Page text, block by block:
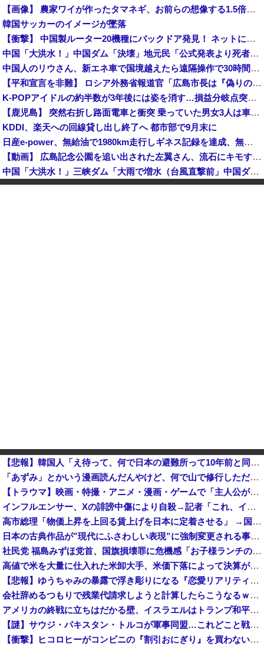
【画像】 農家ワイが作ったタマネギ、お前らの想像する1.5倍はデカいぞ
韓国サッカーのイメージが墜落
【衝撃】 中国製ルーター20機種にバックドア発見！ ネットに繋ぐだけで35秒ごとに中国のサーバーと通信
中国「大洪水！」中国ダム「決壊」地元民「公式発表より死者多い！」中国政府「住民拘束！（安否不明」中国当局「救助隊動画も削除」台風13号「三峡ダム接近中」→
中国人のリウさん、新エネ車で国境越えたら遠隔操作で30時間ロックされる！
【平和宣言を非難】 ロシア外務省報道官「広島市長は『偽りの呪文』繰り返している」
K-POPアイドルの約半数が3年後には姿を消す…損益分岐点突破は4％未満
【鹿児島】 突然右折し路面電車と衝突 乗っていた男女3人は車を放置しダッシュで逃走中
KDDI、楽天への回線貸し出し終了へ 都市部で9月末に
日産e-power、無給油で1980km走行しギネス記録を達成、無駄な発電や送電ロスなくEVよりエコを証明
【動画】 広島記念公園を追い出された左翼さん、流石にキモすぎて炎上
中国「大洪水！」三峡ダム「大雨で増水（台風直撃前」中国ダム「緊急放流！」中国鉄道「列車が走行中に流される」中国避難所「支援物資は有料です」謎の勢力「え」→
中国Zbtlink製ルーター20機種にバックドア見つかる 外部から完全制御のおそれ
【悲報】韓国人「え待って、何で日本の避難所って10年前と同レベルなの(ドン引き
「あずみ」とかいう漫画読んだんやけど、何で山で修行しただけの子供達があんなに強いんや
【トラウマ】映画・特撮・アニメ・漫画・ゲームで「主人公がガチで敗北した回」と聞いて真っ先に思い浮かぶ
インフルエンサー、Xの誹謗中傷により自殺→記者「これ、インプレゾンビが誹謗中傷の中心じゃね？」→分析していくとヤバイ真実が浮かび上がる他
高市総理「物価上昇を上回る賃上げを日本に定着させる」 →国家公務員月給3.51％増へ 地方公務員も追随する見通し
日本の古典作品が”現代にふさわしい表現”に強制変更される事態が進行中、今の価値観に照らせば……
社民党 福島みずほ党首、国旗損壊罪に危機感「お子様ランチの日の丸は折っても破っても処罰されない、 どうでしょう。本当にそうなのか」
高値で米を大量に仕入れた米卸大手、米価下落によって決算が凄まじいことになっている模様
【悲報】ゆうちゃみの暴露で浮き彫りになる『恋愛リアリティー番組』の裏側がヤバイ・・・・・
会社辞めるつもりで残業代請求しようと計算したらこうなるｗｗｗ
アメリカの終戦に立ちはだかる壁、イスラエルはトランプ和平案に「同意せず」！
【謎】サウジ・パキスタン・トルコが軍事同盟…これどこと戦う気？
【衝撃】ヒコロヒーがコンビニの『割引おにぎり』を買わない理由がこちらｗｗｗｗ